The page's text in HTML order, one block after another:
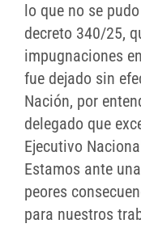
lo que no se
decreto 340/25,
impugnaciones
fue dejado sin
Nación, por
delegado que
Ejecutivo
Estamos ante
peores
para nuestros